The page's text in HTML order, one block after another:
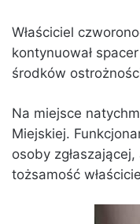
Właściciel
kontynuował
środków
Na miejsce
Miejskiej.
osoby
tożsamość